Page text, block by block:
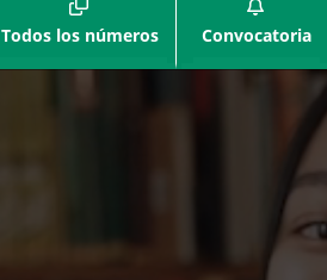
Todos los números Convocatoria